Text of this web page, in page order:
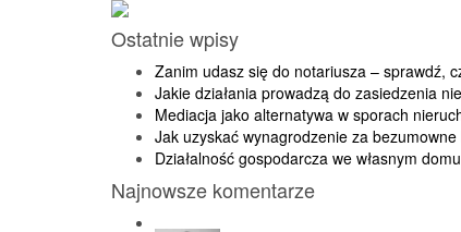
Ostatnie wpisy
Zanim udasz się do notariusza – sprawdź,
Jakie działania prowadzą do zasiedzenia
Mediacja jako alternatywa w sporach
Jak uzyskać wynagrodzenie za
Działalność gospodarcza we własnym
Najnowsze komentarze